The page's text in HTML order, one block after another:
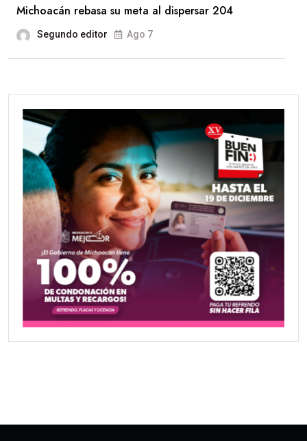
Michoacán rebasa su meta al dispersar 204
Segundo editor Ago 7